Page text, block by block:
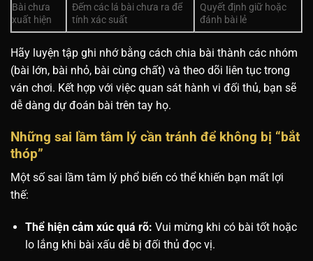
Bài chưa
xuất hiện
Đếm các lá bài chưa ra để
tính xác suất
Quyết định giữ hoặc
đánh bài lẻ
Hãy luyện tập ghi nhớ bằng cách chia bài thành các nhóm
(bài lớn, bài nhỏ, bài cùng chất) và theo dõi liên tục trong
ván chơi. Kết hợp với việc quan sát hành vi đối thủ, bạn sẽ
dễ dàng dự đoán bài trên tay họ.
Những sai lầm tâm lý cần tránh để không bị “bắt
thóp”
Một số sai lầm tâm lý phổ biến có thể khiến bạn mất lợi
thế:
Thể hiện cảm xúc quá rõ: Vui mừng khi có bài tốt hoặc
lo lắng khi bài xấu dễ bị đối thủ đọc vị.